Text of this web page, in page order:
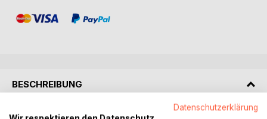
BESCHREIBUNG
Datenschutzerklärung